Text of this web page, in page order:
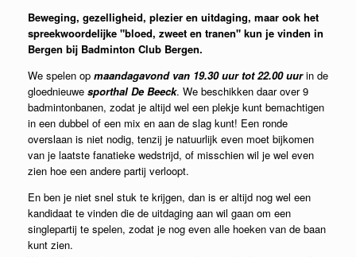
Beweging, gezelligheid, plezier en uitdaging, maar ook het
spreekwoordelijke "bloed, zweet en tranen" kun je vinden in
Bergen bij Badminton Club Bergen.
We spelen op maandagavond van 19.30 uur tot 22.00 uurin de
gloednieuwe sporthal De Beeck. We beschikken daar over 9
badmintonbanen, zodat je altijd wel een plekje kunt bemachtigen
in een dubbel of een mix en aan de slag kunt! Een ronde
overslaan is niet nodig, tenzij je natuurlijk even moet bijkomen
van je laatste fanatieke wedstrijd, of misschien wil je wel even
zien hoe een andere partij verloopt.
En ben je niet snel stuk te krijgen, dan is er altijd nog wel een
kandidaat te vinden die de uitdaging aan wil gaan om een
singlepartij te spelen, zodat je nog even alle hoeken van de baan
kunt zien.